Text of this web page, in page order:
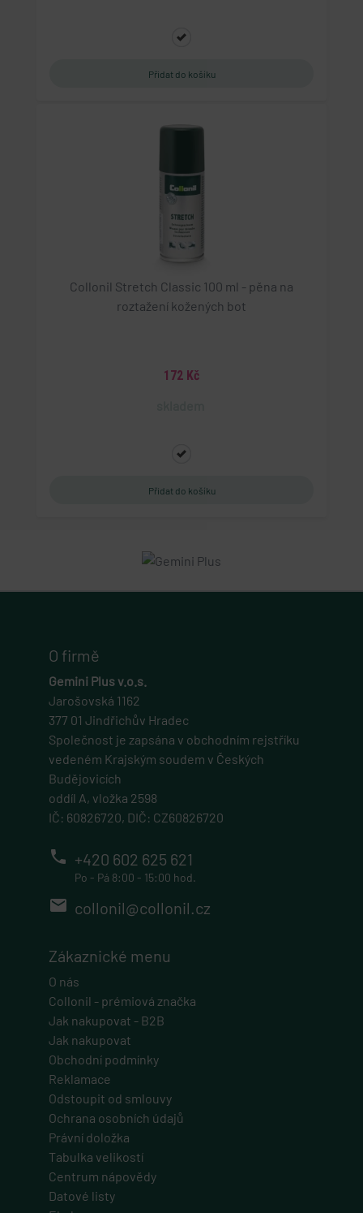
Collonil Stretch Classic 100 ml - pěna na
roztažení kožených bot
172 Kč
O firmě
Gemini Plus v.o.s.
Jarošovská 1162
377 01 Jindřichův Hradec
Společnost je zapsána v obchodním rejstříku
vedeném Krajským soudem v Českých
Budějovicích
oddíl A, vložka 2598
IČ: 60826720, DIČ: CZ60826720
phone +420 602 625 621
Po - Pá 8:00 - 15:00 hod.
email collonil@collonil.cz
Zákaznické menu
O nás
Collonil - prémiová značka
Jak nakupovat - B2B
Jak nakupovat
Obchodní podmínky
Reklamace
Odstoupit od smlouvy
Ochrana osobních údajů
Právní doložka
Tabulka velikostí
Centrum nápovědy
Datové listy